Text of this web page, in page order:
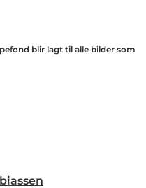
blir lagt til alle bilder som